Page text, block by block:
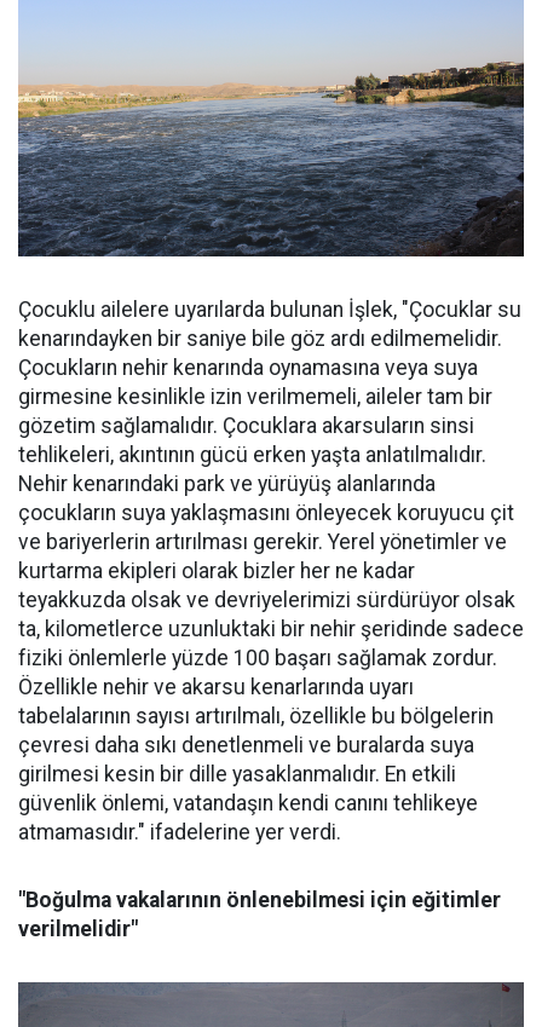
Çocuklu ailelere uyarılarda bulunan İşlek, "Çocuklar su
kenarındayken bir saniye bile göz ardı edilmemelidir.
Çocukların nehir kenarında oynamasına veya suya
girmesine kesinlikle izin verilmemeli, aileler tam bir
gözetim sağlamalıdır. Çocuklara akarsuların sinsi
tehlikeleri, akıntının gücü erken yaşta anlatılmalıdır.
Nehir kenarındaki park ve yürüyüş alanlarında
çocukların suya yaklaşmasını önleyecek koruyucu çit
ve bariyerlerin artırılması gerekir. Yerel yönetimler ve
kurtarma ekipleri olarak bizler her ne kadar
teyakkuzda olsak ve devriyelerimizi sürdürüyor olsak
ta, kilometlerce uzunluktaki bir nehir şeridinde sadece
fiziki önlemlerle yüzde 100 başarı sağlamak zordur.
Özellikle nehir ve akarsu kenarlarında uyarı
tabelalarının sayısı artırılmalı, özellikle bu bölgelerin
çevresi daha sıkı denetlenmeli ve buralarda suya
girilmesi kesin bir dille yasaklanmalıdır. En etkili
güvenlik önlemi, vatandaşın kendi canını tehlikeye
atmamasıdır." ifadelerine yer verdi.
"Boğulma vakalarının önlenebilmesi için eğitimler
verilmelidir"